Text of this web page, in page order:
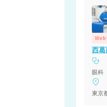
Web
西葛
眼科
東京